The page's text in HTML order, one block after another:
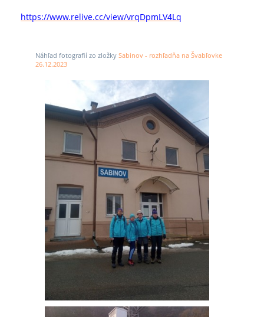
https://www.relive.cc/view/vrqDpmLV4Lq
Náhľad fotografií zo zložky Sabinov - rozhľadňa na Švabľovke
26.12.2023